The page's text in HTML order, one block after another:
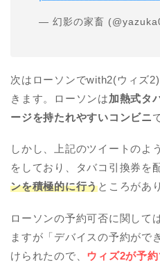
— 幻影の家畜
次はローソンでwith2(ウィズ
きます。ローソンは加熱式タ
ージを持たれやすいコンビニ
しかし、上記のツイートのよ
をしており、タバコ引換券を
ンを積極的に行うところがあ
ローソンの予約可否に関して
ますが「デバイスの予約がで
けられたので、 ウィズ2が予